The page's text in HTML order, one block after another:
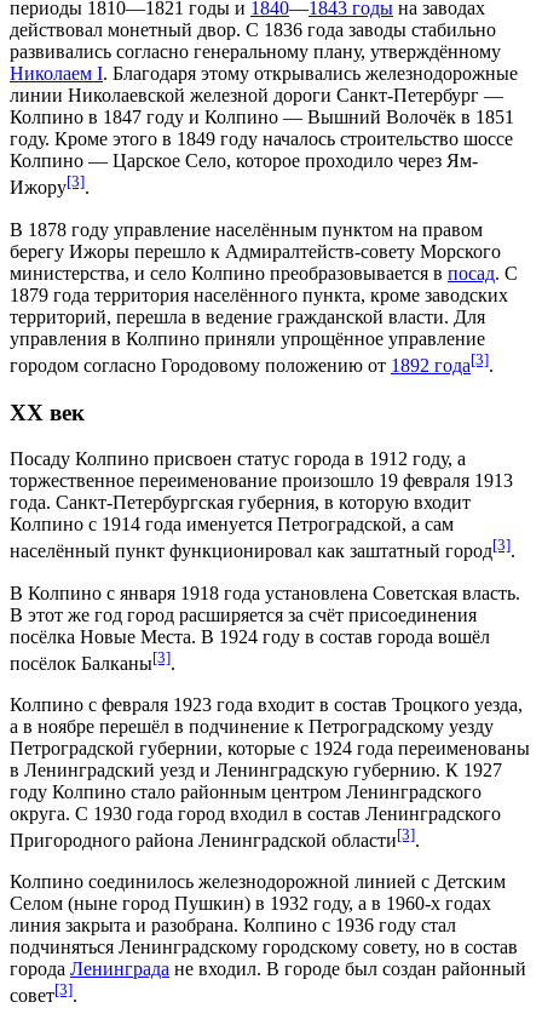
периоды 1810—1821 годы и 1840—1843 годы на заводах
действовал монетный двор. С 1836 года заводы стабильно
развивались согласно генеральному плану, утверждённому
Николаем I. Благодаря этому открывались железнодорожные
линии Николаевской железной дороги Санкт-Петербург —
Колпино в 1847 году и Колпино — Вышний Волочёк в 1851
году. Кроме этого в 1849 году началось строительство шоссе
Колпино — Царское Село, которое проходило через Ям-
Ижору[3].
В 1878 году управление населённым пунктом на правом
берегу Ижоры перешло к Адмиралтейств-совету Морского
министерства, и село Колпино преобразовывается в посад. С
1879 года территория населённого пункта, кроме заводских
территорий, перешла в ведение гражданской власти. Для
управления в Колпино приняли упрощённое управление
городом согласно Городовому положению от 1892 года[3].
XX век
Посаду Колпино присвоен статус города в 1912 году, а
торжественное переименование произошло 19 февраля 1913
года. Санкт-Петербургская губерния, в которую входит
Колпино с 1914 года именуется Петроградской, а сам
населённый пункт функционировал как заштатный город[3].
В Колпино с января 1918 года установлена Советская власть.
В этот же год город расширяется за счёт присоединения
посёлка Новые Места. В 1924 году в состав города вошёл
посёлок Балканы[3].
Колпино с февраля 1923 года входит в состав Троцкого уезда,
а в ноябре перешёл в подчинение к Петроградскому уезду
Петроградской губернии, которые с 1924 года переименованы
в Ленинградский уезд и Ленинградскую губернию. К 1927
году Колпино стало районным центром Ленинградского
округа. С 1930 года город входил в состав Ленинградского
Пригородного района Ленинградской области[3].
Колпино соединилось железнодорожной линией с Детским
Селом (ныне город Пушкин) в 1932 году, а в 1960-х годах
линия закрыта и разобрана. Колпино с 1936 году стал
подчиняться Ленинградскому городскому совету, но в состав
города Ленинграда не входил. В городе был создан районный
совет[3].